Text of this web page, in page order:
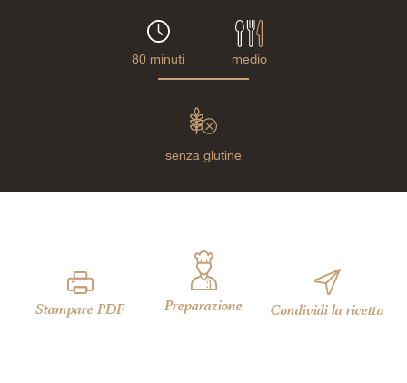
80 minuti medio
senza glutine
Stampare PDF Preparazione Condividi la ricetta